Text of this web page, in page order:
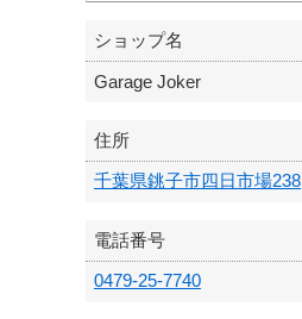
ショップ名
Garage Joker
住所
千葉県銚子市四日市場238
電話番号
0479-25-7740